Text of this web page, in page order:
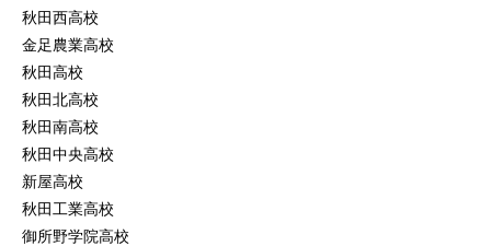
秋田西高校
金足農業高校
秋田高校
秋田北高校
秋田南高校
秋田中央高校
新屋高校
秋田工業高校
御所野学院高校